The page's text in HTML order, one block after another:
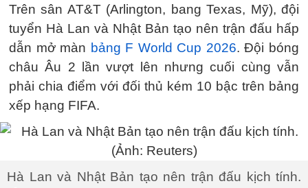
Trên sân AT&T (Arlington, bang Texas, Mỹ), đội
tuyển Hà Lan và Nhật Bản tạo nên trận đấu hấp
dẫn mở màn bảng F World Cup 2026. Đội bóng
châu Âu 2 lần vượt lên nhưng cuối cùng vẫn
phải chia điểm với đối thủ kém 10 bậc trên bảng
xếp hạng FIFA.
Hà Lan và Nhật Bản tạo nên trận đấu kịch tính.